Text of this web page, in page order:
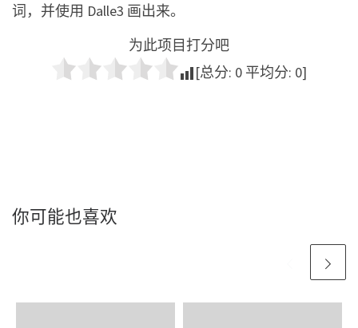
词，并使用 Dalle3 画出来。
为此项目打分吧
[总分: 0 平均分: 0]
你可能也喜欢